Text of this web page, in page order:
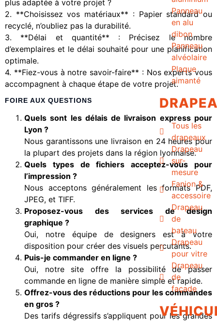
Panneau
en alu
dibon
Panneau
alvéolaire
Plaque
aimanté
Tous les
drapeaux
Drapeau
sur-
mesure
Fanion &
accessoire
Drapeau
de
bateau
Drapeau
pour vitre
Drapeau
de
façade
plus adaptée à votre projet ?
2. **Choisissez vos matériaux** : Papier standard ou
recyclé, n’oubliez pas la durabilité.
3. **Délai et quantité** : Précisez le nombre
d’exemplaires et le délai souhaité pour une planification
optimale.
4. **Fiez-vous à notre savoir-faire** : Nos experts vous
accompagnent à chaque étape de votre projet.
FOIRE AUX QUESTIONS
Quels sont les délais de livraison express pour
Lyon ?
Nous garantissons une livraison en 24 heures pour
la plupart des projets dans la région lyonnaise.
Quels types de fichiers acceptez-vous pour
l’impression ?
Nous acceptons généralement les formats PDF,
JPEG, et TIFF.
Proposez-vous des services de design
graphique ?
Oui, notre équipe de designers est à votre
disposition pour créer des visuels percutants.
Puis-je commander en ligne ?
Oui, notre site offre la possibilité de passer
commande en ligne de manière simple et rapide.
Offrez-vous des réductions pour les commandes
en gros ?
Des tarifs dégressifs s’appliquent pour les grandes